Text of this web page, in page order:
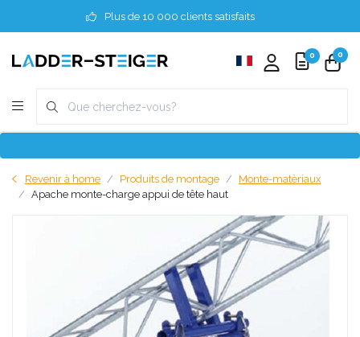
Plus de 10 000 clients satisfaits
0 0
Revenir à home Produits de montage
Monte-matèriaux
Apache monte-charge appui de tête haut